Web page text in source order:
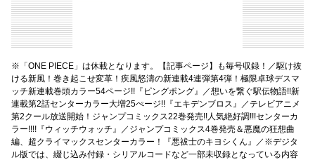
※「ONE PIECE」は休載となります。【記事ページ】も毎号収録！／駆け抜
ける新風！巻き起こせ変革！疾風怒濤の新連載4連弾第4弾！極限卓球デスマ
ッチ新連載巻頭カラー54ページ!!『ピングポング』／想いを繋ぐ駅伝物語!!新
連載第2話センターカラー大増25ぺージ!!『エキデンブロス』／テレビアニメ
第2クール放送開始！ジャンプコミックス22巻発売!!人気絶好調!!!センターカ
ラー!!!!『ウィッチウォッチ』／ジャンプコミックス4巻発売＆悪魔の狂想曲
編、超クライマックスセンターカラー！『悪祓士のキヨシくん』／※デジタ
ル版では、綴じ込み付録・シリアルコードなど一部未収録となっている内容